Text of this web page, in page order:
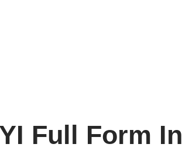
Full Form In